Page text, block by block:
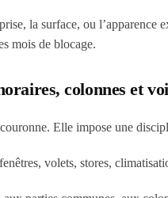
la surface, ou l’apparence
mois de blocage.
colonnes et
Elle impose une
volets, stores,